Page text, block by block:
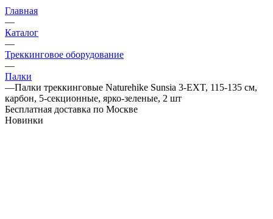
Главная
—
Каталог
—
Треккинговое оборудование
—
Палки
—Палки треккинговые Naturehike Sunsia 3-EXT, 115-135 см,
карбон, 5-секционные, ярко-зеленые, 2 шт
Бесплатная доставка по Москве
Новинки